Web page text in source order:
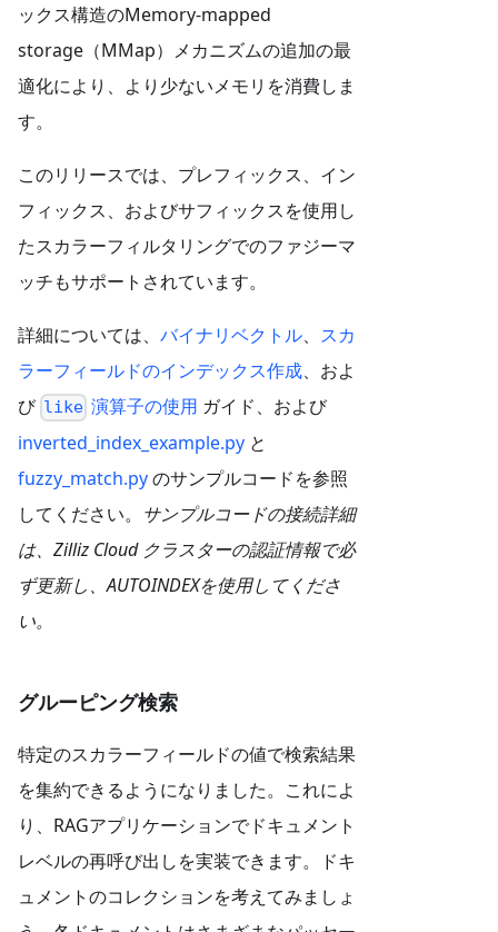
ックス構造のMemory-mapped
storage（MMap）メカニズムの追加の最
適化により、より少ないメモリを消費しま
す。
このリリースでは、プレフィックス、イン
フィックス、およびサフィックスを使用し
たスカラーフィルタリングでのファジーマ
ッチもサポートされています。
詳細については、 バイナリベクトル、 スカ
ラーフィールドのインデックス作成、およ
び like 演算子の使用 ガイド、および
inverted_index_example.py と
fuzzy_match.pyのサンプルコードを参照
してください。 サンプルコードの接続詳細
は、Zilliz Cloud クラスターの認証情報で必
ず更新し、AUTOINDEXを使用してくださ
い。
グルーピング検索
特定のスカラーフィールドの値で検索結果
を集約できるようになりました。これによ
り、RAGアプリケーションでドキュメント
レベルの再呼び出しを実装できます。ドキ
ュメントのコレクションを考えてみましょ